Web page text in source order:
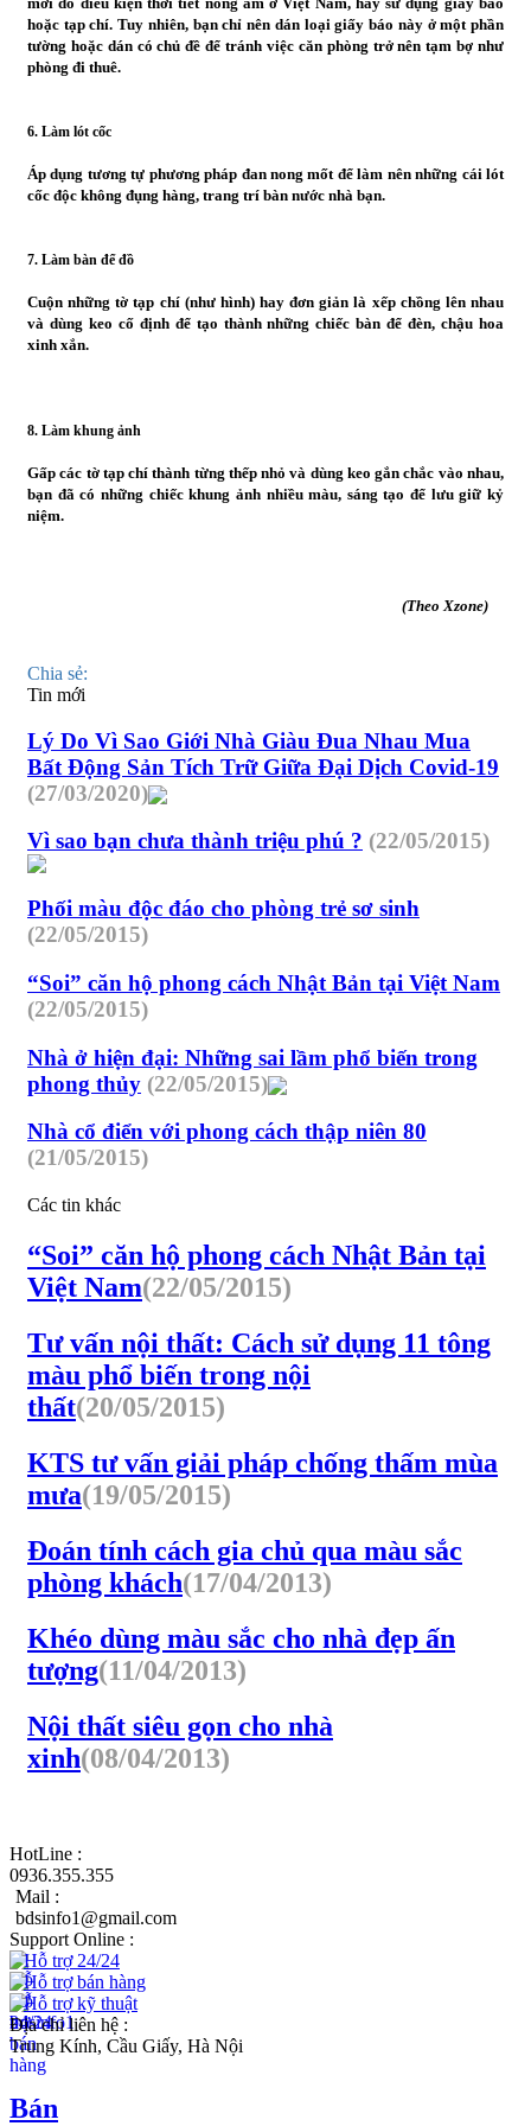
hoặc tạp chí. Tuy nhiên, bạn chỉ nên dán loại giấy báo này ở một phần
tường hoặc dán có chủ đề để tránh việc căn phòng trở nên tạm bợ như
phòng đi thuê.
6. Làm lót cốc
Áp dụng tương tự phương pháp đan nong mốt để làm nên những cái lót
cốc độc không đụng hàng, trang trí bàn nước nhà bạn.
7. Làm bàn để đồ
Cuộn những tờ tạp chí (như hình) hay đơn giản là xếp chồng lên nhau
và dùng keo cố định để tạo thành những chiếc bàn để đèn, chậu hoa
xinh xắn.
8. Làm khung ảnh
Gấp các tờ tạp chí thành từng thếp nhỏ và dùng keo gắn chắc vào nhau,
bạn đã có những chiếc khung ảnh nhiều màu, sáng tạo để lưu giữ kỷ
niệm.
(Theo Xzone)
Chia sẻ:
Tin mới
Lý Do Vì Sao Giới Nhà Giàu Đua Nhau Mua
Bất Động Sản Tích Trữ Giữa Đại Dịch Covid-19
(27/03/2020)
Vì sao bạn chưa thành triệu phú ? (22/05/2015)
Phối màu độc đáo cho phòng trẻ sơ sinh
(22/05/2015)
“Soi” căn hộ phong cách Nhật Bản tại Việt Nam
(22/05/2015)
Nhà ở hiện đại: Những sai lầm phổ biến trong
phong thủy (22/05/2015)
Nhà cổ điển với phong cách thập niên 80
(21/05/2015)
Các tin khác
“Soi” căn hộ phong cách Nhật Bản tại
Việt Nam(22/05/2015)
Tư vấn nội thất: Cách sử dụng 11 tông
màu phổ biến trong nội
thất(20/05/2015)
KTS tư vấn giải pháp chống thấm mùa
mưa(19/05/2015)
Đoán tính cách gia chủ qua màu sắc
phòng khách(17/04/2013)
Khéo dùng màu sắc cho nhà đẹp ấn
tượng(11/04/2013)
Nội thất siêu gọn cho nhà
xinh(08/04/2013)
HotLine :
0936.355.355
Mail :
bdsinfo1@gmail.com
Support Online :
Hỗ trợ 24/24
Hỗ trợ bán hàng
Hỗ trợ kỹ thuật
Địa chỉ liên hệ :
Trung Kính, Cầu Giấy, Hà Nội
Bán